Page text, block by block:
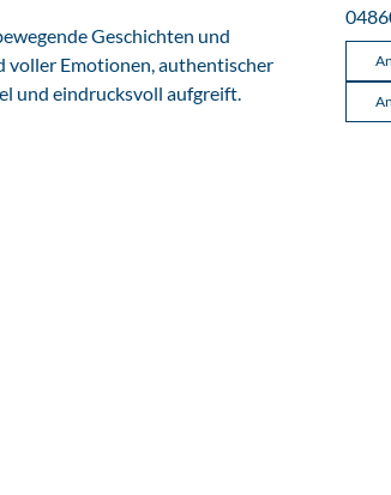
Geschichten und
voller Emotionen, authentischer
und eindrucksvoll aufgreift.